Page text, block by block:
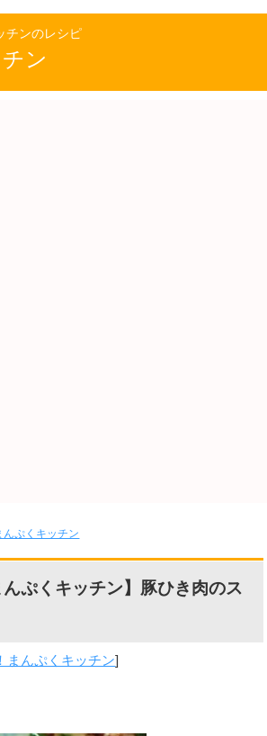
チンのレシピ
ン
んぷくキッチン
んぷくキッチン】豚ひき肉のス
まんぷくキッチン]